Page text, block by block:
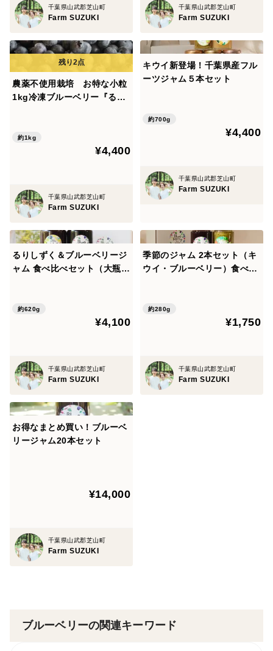
畑にはカエル、カマキリ、ミツバチ、ヘビ、キジといっ
た命がめぐる風景が広がっています。
彼らはブルーベリーの天敵である虫を食べてくれる、頼
もしい仲間でもあります。
「人の食べ物を育てる畑が、生き物たちのすみかにもな
そんな循環をつくる農業を、私たちは「るりしずく」を
通して形にしていきたいと願っています。
■おいしさへのこだわり
①丁寧な木の管理
実をつけてくれます。
るため、枝の数は約半分に減らします。春には花のつい
た枝を切ることで実の数を調整。
さらに栄養が実に凝縮するよう、初夏に出てきた芽を落
とす「芽かき」と呼ばれる作業を行います。
同時に、木は新しい枝を元気よく伸ばし、翌年も良質な
②冷凍だからできること
千葉県山武郡芝山町
Farm SUZUKI
千葉県山武郡芝山町
Farm SUZUKI
農薬不使用栽培 お特な小粒
1kg冷凍ブルーベリー『るり
約1kg
¥4,400
千葉県山武郡芝山町
Farm SUZUKI
キウイ新登場！千葉県産フル
ーツジャム５本セット
約700g
¥4,400
千葉県山武郡芝山町
Farm SUZUKI
るりしずく＆ブルーベリージ
ャム 食べ比べセット（大瓶2
約620g
¥4,100
千葉県山武郡芝山町
Farm SUZUKI
季節のジャム 2本セット（キ
ウイ・ブルーベリー）食べ比
約280g
¥1,750
千葉県山武郡芝山町
Farm SUZUKI
お得なまとめ買い！ブルーベ
リージャム20本セット
¥14,000
千葉県山武郡芝山町
Farm SUZUKI
ブルーベリーの関連キーワード